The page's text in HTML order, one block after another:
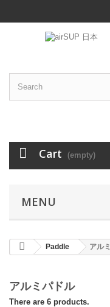
Cart (empty)
MENU
Paddle アル
アルミパドル
There are 6 products.